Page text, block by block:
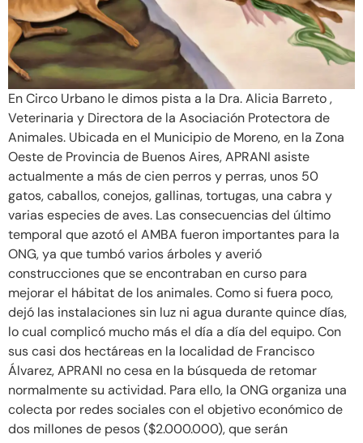
En Circo Urbano le dimos pista a la Dra. Alicia Barreto ,
Veterinaria y Directora de la Asociación Protectora de
Animales. Ubicada en el Municipio de Moreno, en la Zona
Oeste de Provincia de Buenos Aires, APRANI asiste
actualmente a más de cien perros y perras, unos 50
gatos, caballos, conejos, gallinas, tortugas, una cabra y
varias especies de aves. Las consecuencias del último
temporal que azotó el AMBA fueron importantes para la
ONG, ya que tumbó varios árboles y averió
construcciones que se encontraban en curso para
mejorar el hábitat de los animales. Como si fuera poco,
dejó las instalaciones sin luz ni agua durante quince días,
lo cual complicó mucho más el día a día del equipo. Con
sus casi dos hectáreas en la localidad de Francisco
Álvarez, APRANI no cesa en la búsqueda de retomar
normalmente su actividad. Para ello, la ONG organiza una
colecta por redes sociales con el objetivo económico de
dos millones de pesos ($2.000.000), que serán